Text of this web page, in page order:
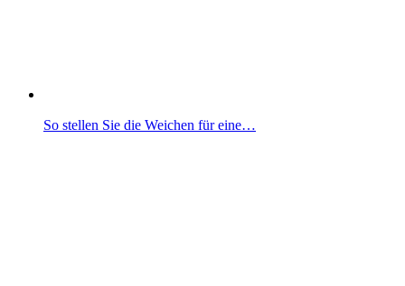
So stellen Sie die Weichen für eine…